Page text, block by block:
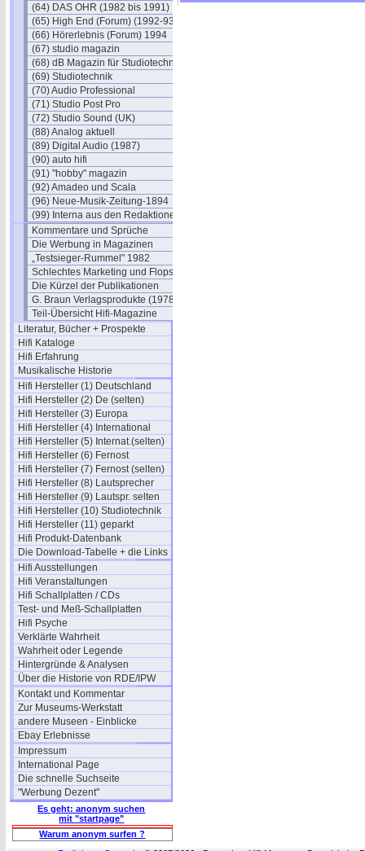
(64) DAS OHR (1982 bis 1991)
(65) High End (Forum) (1992-93)
(66) Hörerlebnis (Forum) 1994
(67) studio magazin
(68) dB Magazin für Studiotechnik
(69) Studiotechnik
(70) Audio Professional
(71) Studio Post Pro
(72) Studio Sound (UK)
(88) Analog aktuell
(89) Digital Audio (1987)
(90) auto hifi
(91) "hobby" magazin
(92) Amadeo und Scala
(96) Neue-Musik-Zeitung-1894
(99) Interna aus den Redaktionen
Kommentare und Sprüche
Die Werbung in Magazinen
„Testsieger-Rummel" 1982
Schlechtes Marketing und Flops
Die Kürzel der Publikationen
G. Braun Verlagsprodukte (1978)
Teil-Übersicht Hifi-Magazine
Literatur, Bücher + Prospekte
Hifi Kataloge
Hifi Erfahrung
Musikalische Historie
Hifi Hersteller (1) Deutschland
Hifi Hersteller (2) De (selten)
Hifi Hersteller (3) Europa
Hifi Hersteller (4) International
Hifi Hersteller (5) Internat.(selten)
Hifi Hersteller (6) Fernost
Hifi Hersteller (7) Fernost (selten)
Hifi Hersteller (8) Lautsprecher
Hifi Hersteller (9) Lautspr. selten
Hifi Hersteller (10) Studiotechnik
Hifi Hersteller (11) geparkt
Hifi Produkt-Datenbank
Die Download-Tabelle + die Links
Hifi Ausstellungen
Hifi Veranstaltungen
Hifi Schallplatten / CDs
Test- und Meß-Schallplatten
Hifi Psyche
Verklärte Wahrheit
Wahrheit oder Legende
Hintergründe & Analysen
Über die Historie von RDE/IPW
Kontakt und Kommentar
Zur Museums-Werkstatt
andere Museen - Einblicke
Ebay Erlebnisse
Impressum
International Page
Die schnelle Suchseite
"Werbung Dezent"
Es geht: anonym suchen
mit "startpage"
Warum anonym surfen ?